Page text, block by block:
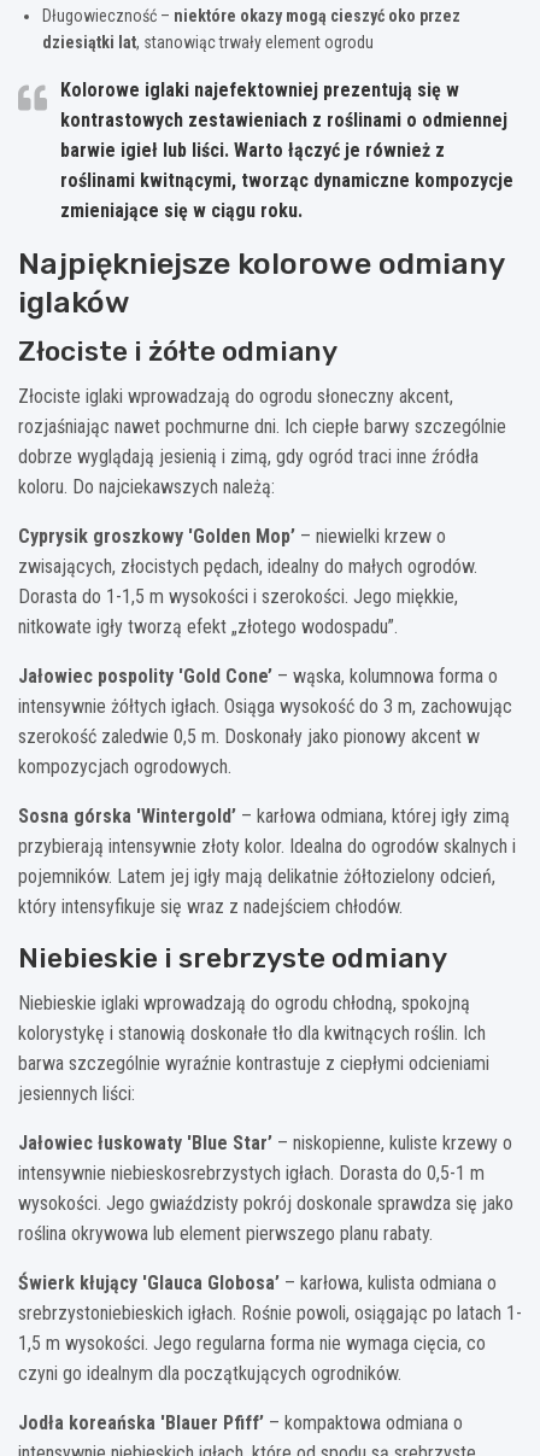
Długowieczność – niektóre okazy mogą cieszyć oko przez
dziesiątki lat, stanowiąc trwały element ogrodu
Kolorowe iglaki najefektowniej prezentują się w
kontrastowych zestawieniach z roślinami o odmiennej
barwie igieł lub liści. Warto łączyć je również z
roślinami kwitnącymi, tworząc dynamiczne kompozycje
zmieniające się w ciągu roku.
Najpiękniejsze kolorowe odmiany
iglaków
Złociste i żółte odmiany
Złociste iglaki wprowadzają do ogrodu słoneczny akcent,
rozjaśniając nawet pochmurne dni. Ich ciepłe barwy szczególnie
dobrze wyglądają jesienią i zimą, gdy ogród traci inne źródła
koloru. Do najciekawszych należą:
Cyprysik groszkowy 'Golden Mop’ – niewielki krzew o
zwisających, złocistych pędach, idealny do małych ogrodów.
Dorasta do 1-1,5 m wysokości i szerokości. Jego miękkie,
nitkowate igły tworzą efekt „złotego wodospadu”.
Jałowiec pospolity 'Gold Cone’ – wąska, kolumnowa forma o
intensywnie żółtych igłach. Osiąga wysokość do 3 m, zachowując
szerokość zaledwie 0,5 m. Doskonały jako pionowy akcent w
kompozycjach ogrodowych.
Sosna górska 'Wintergold’ – karłowa odmiana, której igły zimą
przybierają intensywnie złoty kolor. Idealna do ogrodów skalnych i
pojemników. Latem jej igły mają delikatnie żółtozielony odcień,
który intensyfikuje się wraz z nadejściem chłodów.
Niebieskie i srebrzyste odmiany
Niebieskie iglaki wprowadzają do ogrodu chłodną, spokojną
kolorystykę i stanowią doskonałe tło dla kwitnących roślin. Ich
barwa szczególnie wyraźnie kontrastuje z ciepłymi odcieniami
jesiennych liści:
Jałowiec łuskowaty 'Blue Star’ – niskopienne, kuliste krzewy o
intensywnie niebieskosrebrzystych igłach. Dorasta do 0,5-1 m
wysokości. Jego gwiaździsty pokrój doskonale sprawdza się jako
roślina okrywowa lub element pierwszego planu rabaty.
Świerk kłujący 'Glauca Globosa’ – karłowa, kulista odmiana o
srebrzystoniebieskich igłach. Rośnie powoli, osiągając po latach 1-
1,5 m wysokości. Jego regularna forma nie wymaga cięcia, co
czyni go idealnym dla początkujących ogrodników.
Jodła koreańska 'Blauer Pfiff’ – kompaktowa odmiana o